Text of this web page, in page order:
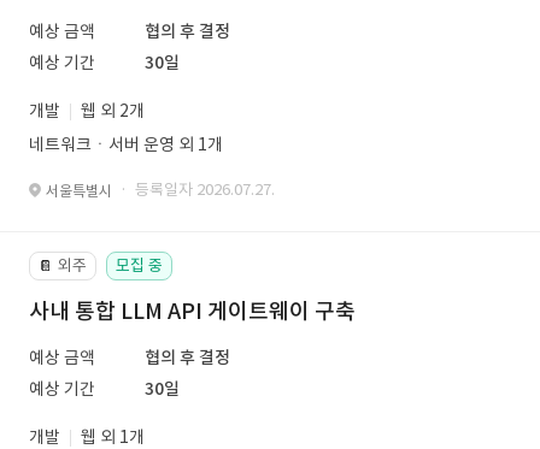
예상 금액
협의 후 결정
예상 기간
30일
개발
웹 외 2개
네트워크ㆍ서버 운영 외 1개
서울특별시 · 등록일자 2026.07.27.
📔 외주 모집 중
사내 통합 LLM API 게이트웨이 구축
예상 금액
협의 후 결정
예상 기간
30일
개발
웹 외 1개